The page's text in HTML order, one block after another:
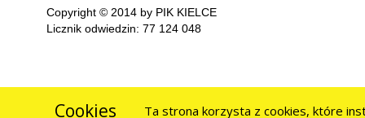
Copyright © 2014 by PIK KIELCE
Licznik odwiedzin: 77 124 048
Cookies Ta strona korzysta z cookies, które